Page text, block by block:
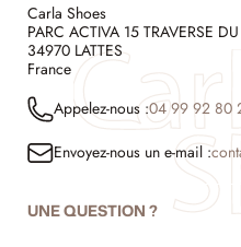
Carla Shoes
PARC ACTIVA 15 TRAVERSE
34970 LATTES
France
Appelez-nous :04 99 92 80
Envoyez-nous un e-mail :
UNE QUESTION ?